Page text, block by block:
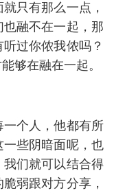
只有那么一点，
融不在一起，那
过你侬我侬吗？
够在融在一起。
个人，他都有所
些阴暗面呢，也
们就可以结合得
弱跟对方分享，